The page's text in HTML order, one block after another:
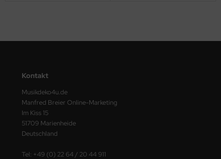
Kontakt
Musikdeko4u.de
Manfred Breier Online-Marketing
Im Kiss 15
51709 Marienheide
Deutschland
Tel: +49 (0) 22 64 / 20 44 911